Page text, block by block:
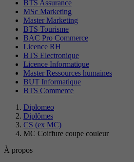
BTS Assurance
MSc Marketing
Master Marketing
BTS Tourisme
BAC Pro Commerce
Licence RH
BTS Electronique
Licence Informatique
Master Ressources humaines
BUT Informatique
BTS Commerce
Diplomeo
Diplômes
CS (ex MC)
MC Coiffure coupe couleur
À propos